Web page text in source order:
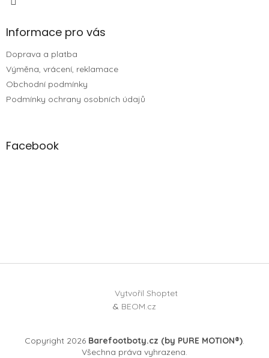
Informace pro vás
Doprava a platba
Výměna, vrácení, reklamace
Obchodní podmínky
Podmínky ochrany osobních údajů
Facebook
Vytvořil Shoptet
& BEOM.cz
Copyright 2026 Barefootboty.cz (by PURE MOTION®).
Všechna práva vyhrazena.